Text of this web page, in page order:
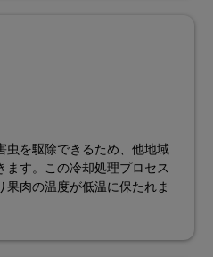
虫を駆除できるため、他地域
ます。この冷却処理プロセス
果肉の温度が低温に保たれま